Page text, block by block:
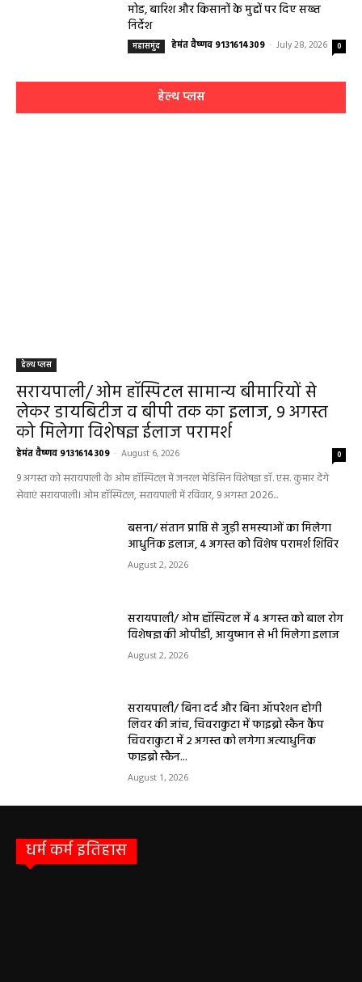
मोड, बारिश और किसानों के मुद्दों पर दिए सख्त
निर्देश
महासमुंद हेमंत वैष्णव 9131614309 - July 28, 2026 0
हेल्थ प्लस
हेल्थ प्लस
सरायपाली/ ओम हॉस्पिटल सामान्य बीमारियों से
लेकर डायबिटीज व बीपी तक का इलाज, 9 अगस्त
को मिलेगा विशेषज्ञ ईलाज परामर्श
हेमंत वैष्णव 9131614309 - August 6, 2026 0
9 अगस्त को सरायपाली के ओम हॉस्पिटल में जनरल मेडिसिन विशेषज्ञ डॉ. एस. कुमार देंगे
सेवाएं सरायपाली। ओम हॉस्पिटल, सरायपाली में रविवार, 9 अगस्त 2026...
बसना/ संतान प्राप्ति से जुड़ी समस्याओं का मिलेगा
आधुनिक इलाज, 4 अगस्त को विशेष परामर्श शिविर
August 2, 2026
सरायपाली/ ओम हॉस्पिटल में 4 अगस्त को बाल रोग
विशेषज्ञ की ओपीडी, आयुष्मान से भी मिलेगा इलाज
August 2, 2026
सरायपाली/ बिना दर्द और बिना ऑपरेशन होगी
लिवर की जांच, चिवराकुटा में फाइब्रो स्कैन कैंप
चिवराकुटा में 2 अगस्त को लगेगा अत्याधुनिक
फाइब्रो स्कैन...
August 1, 2026
धर्म कर्म इतिहास